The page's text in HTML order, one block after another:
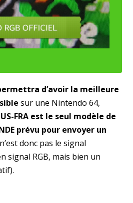
d’avoir la meilleure
sur une Nintendo 64,
FRA est le seul modèle de
prévu pour envoyer un
donc pas le signal
signal RGB, mais bien un